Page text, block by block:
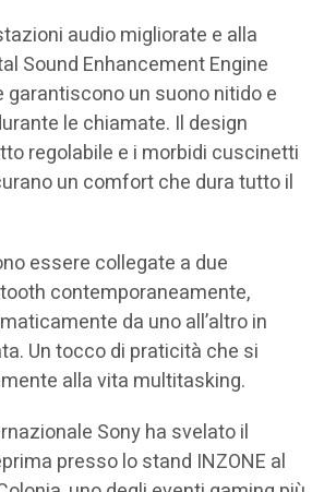
audio migliorate e alla
Sound Enhancement Engine
garantiscono un suono nitido e
le chiamate. Il design
regolabile e i morbidi cuscinetti
un comfort che dura tutto il
essere collegate a due
contemporaneamente,
da uno all’altro in
Un tocco di praticità che si
alla vita multitasking.
Sony ha svelato il
presso lo stand INZONE al